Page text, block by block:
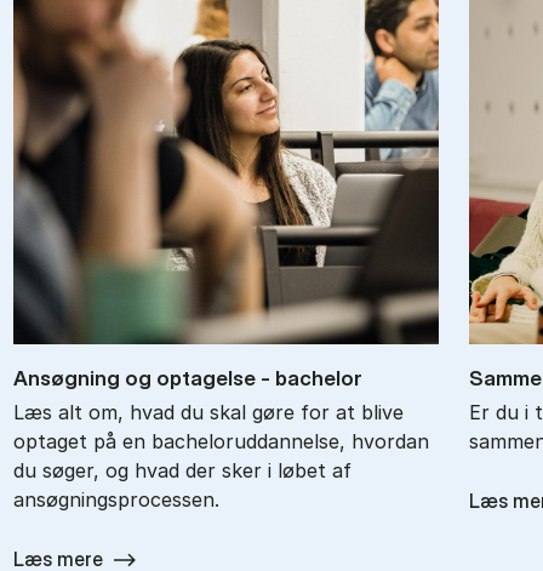
An­søg­ning og op­ta­gel­se - ba­chel­or
Læs alt om, hvad du skal gøre for at blive
optaget på en bacheloruddannelse, hvordan
du søger, og hvad der sker i løbet af
ansøgningsprocessen.
Læs mere
Er du i
Læs